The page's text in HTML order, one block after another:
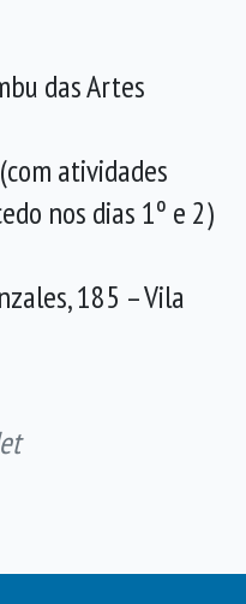
das Artes
atividades
nos dias 1º e 2)
185 – Vila